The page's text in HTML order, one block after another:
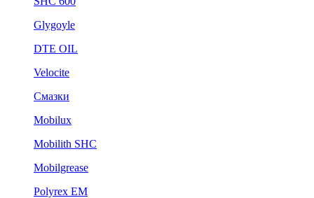
Glygoyle
DTE OIL
Velocite
Смазки
Mobilux
Mobilith SHC
Mobilgrease
Polyrex EM